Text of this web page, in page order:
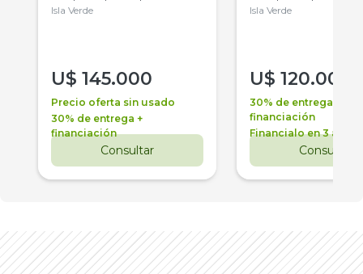
Isla Verde
U$ 145.000
Precio oferta sin usado
30% de entrega +
financiación
Consultar
Isla Verde
U$ 120.000
30% de entrega +
financiación
Financialo en 3 años
Consultar